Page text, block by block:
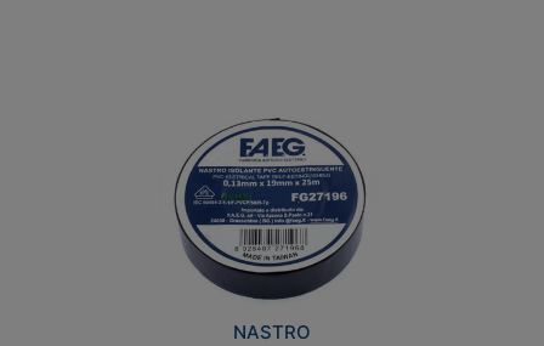
NASTRO